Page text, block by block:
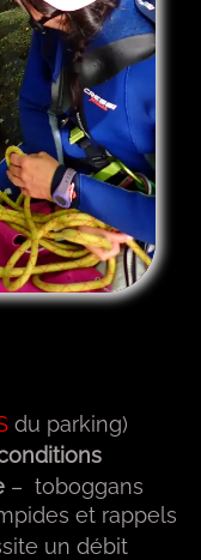
du parking)
– toboggans
et rappels
un débit